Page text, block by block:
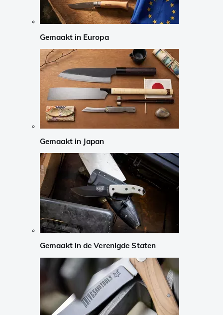
Gemaakt in Europa
Gemaakt in Japan
Gemaakt in de Verenigde Staten